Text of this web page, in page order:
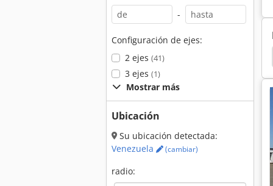
-
Configuración de ejes:
2 ejes (41)
3 ejes (1)
Mostrar más
Ubicación
Su ubicación detectada:
Venezuela
(cambiar)
radio:
Ford 1910